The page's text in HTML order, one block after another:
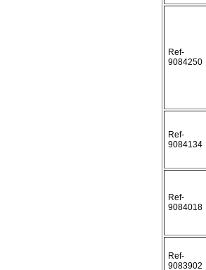
Ref-
9084250
Ref-
9084134
Ref-
9084018
Ref-
9083902